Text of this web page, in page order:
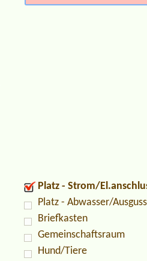
Platz - Strom/
Platz - Abwasser/Ausguss
Briefkasten
Gemeinschaftsraum
Hund/Tiere